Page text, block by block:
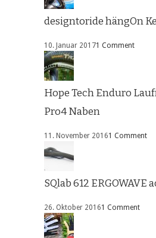
designtoride hängOn
10. Januar 20171 Comment
Hope Tech Enduro
Pro4 Naben
11. November 20161 Comment
SQlab 612 ERGOWAVE
26. Oktober 20161 Comment